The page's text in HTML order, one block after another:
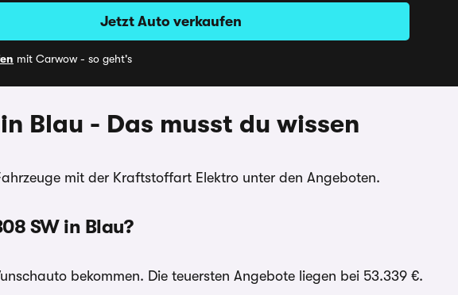
Jetzt Auto verkaufen
mit Carwow - so geht's
Blau - Das musst du wissen
mit der Kraftstoffart Elektro unter den Angeboten.
SW in Blau?
bekommen. Die teuersten Angebote liegen bei 53.339 €.